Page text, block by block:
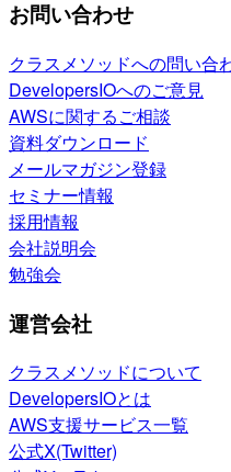
お問い合わせ
クラスメソッドへの問い合
DevelopersIOへのご意見
AWSに関するご相談
資料ダウンロード
メールマガジン登録
セミナー情報
採用情報
会社説明会
勉強会
運営会社
クラスメソッドについて
DevelopersIOとは
AWS支援サービス一覧
公式X(Twitter)